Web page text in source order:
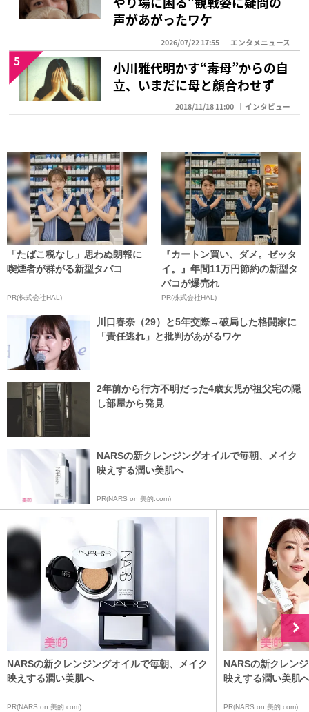
声があがったワケ
2026/07/22 17:55 エンタメニュース
小川雅代明かす“毒母”からの自
立、いまだに母と顔合わせず
2018/11/18 11:00 インタビュー
5
「たばこ税なし」思わぬ朗報に
喫煙者が群がる新型タバコ
PR(株式会社HAL)
『カートン買い、ダメ。ゼッタ
イ。』年間11万円節約の新型タ
バコが爆売れ
PR(株式会社HAL)
川口春奈（29）と5年交際→破局した格闘家に
「責任逃れ」と批判があがるワケ
2年前から行方不明だった4歳女児が祖父宅の隠
し部屋から発見
NARSの新クレンジングオイルで毎朝、メイク
映えする潤い美肌へ
PR(NARS on 美的.com)
NARSの新クレンジングオイルで毎朝、メイク
映えする潤い美肌へ
PR(NARS on 美的.com)
NARSの新クレン
映えする潤い美肌
PR(NARS on 美的.com)